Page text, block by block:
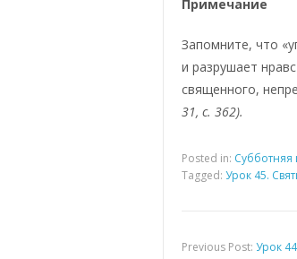
Примечание
Запомните, что
и разрушает
священного,
31, с. 362).
Posted in: Субботняя
Tagged: Урок 45.
Previous Post: Урок